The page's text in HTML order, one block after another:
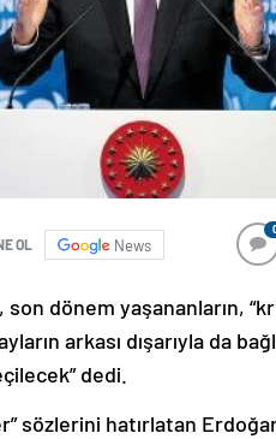
OL News
dönem yaşananların,
arkası dışarıyla da
dedi.
sözlerini hatırlatan